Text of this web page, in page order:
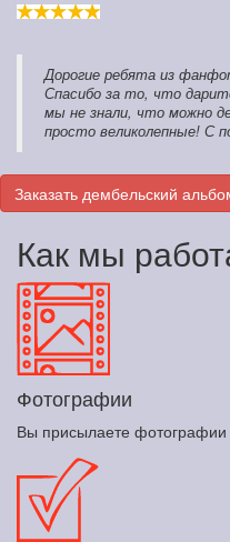
Дорогие ребята из
Спасибо за то, что
мы не знали, что можно
просто великолепные! С
Заказать дембельский
Как мы
Фотографии
Вы присылаете фотографии